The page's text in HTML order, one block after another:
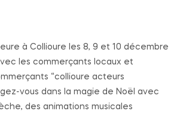
à Collioure les 8, 9 et 10 décembre
les commerçants locaux et
“collioure acteurs
vous dans la magie de Noël avec
des animations musicales